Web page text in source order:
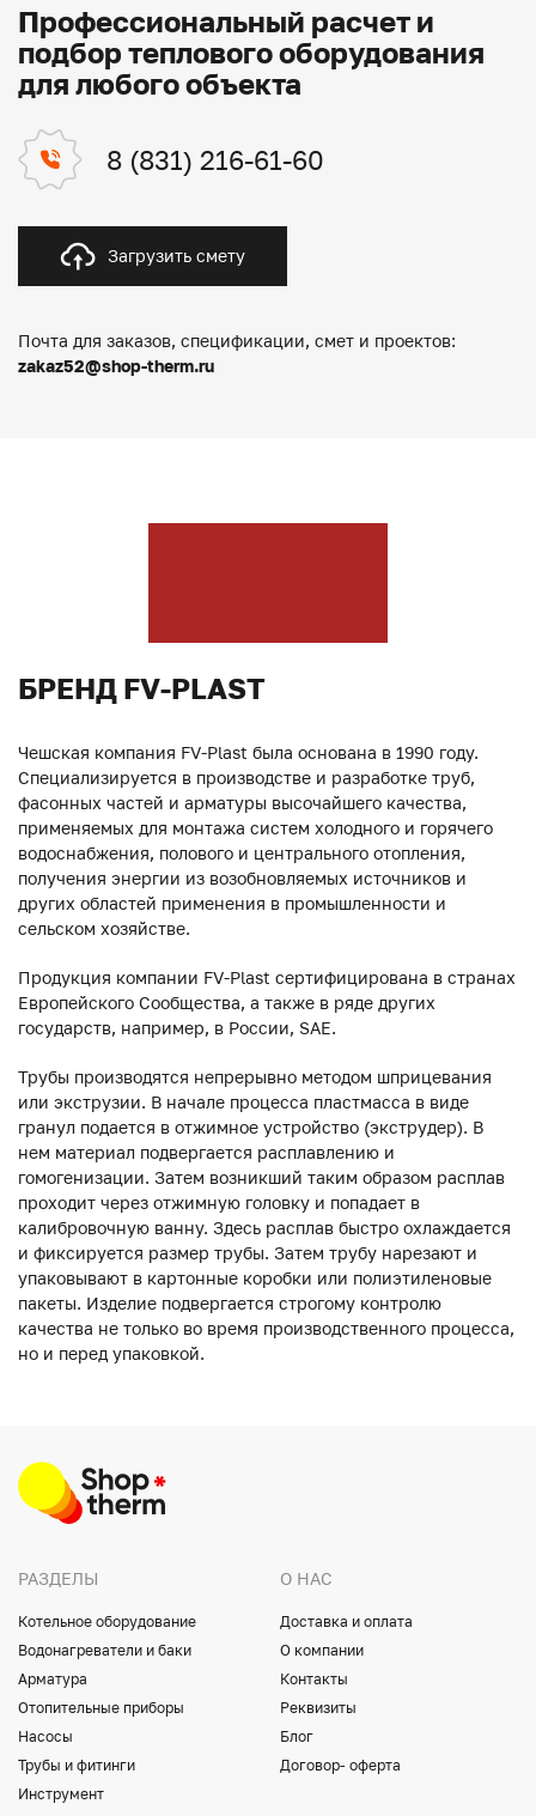
Профессиональный расчет и
подбор теплового оборудования
для любого объекта
8 (831) 216-61-60
Загрузить смету
Почта для заказов, спецификации, смет и проектов:
zakaz52@shop-therm.ru
БРЕНД FV-PLAST
Чешская компания FV-Plast была основана в 1990 году.
Специализируется в производстве и разработке труб,
фасонных частей и арматуры высочайшего качества,
применяемых для монтажа систем холодного и горячего
водоснабжения, полового и центрального отопления,
получения энергии из возобновляемых источников и
других областей применения в промышленности и
сельском хозяйстве.
Продукция компании FV-Plast сертифицирована в странах
Европейского Сообщества, а также в ряде других
государств, например, в России, SAE.
Трубы производятся непрерывно методом шприцевания
или экструзии. В начале процесса пластмасса в виде
гранул подается в отжимное устройство (экструдер). В
нем материал подвергается расплавлению и
гомогенизации. Затем возникший таким образом расплав
проходит через отжимную головку и попадает в
калибровочную ванну. Здесь расплав быстро охлаждается
и фиксируется размер трубы. Затем трубу нарезают и
упаковывают в картонные коробки или полиэтиленовые
пакеты. Изделие подвергается строгому контролю
качества не только во время производственного процесса,
но и перед упаковкой.
РАЗДЕЛЫ
Котельное оборудование
Водонагреватели и баки
Арматура
Отопительные приборы
Насосы
Трубы и фитинги
Инструмент
О НАС
Доставка и оплата
О компании
Контакты
Реквизиты
Блог
Договор- оферта